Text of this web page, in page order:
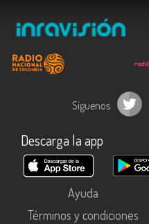
Síguenos
Descarga la app
Ayuda
Términos y condiciones